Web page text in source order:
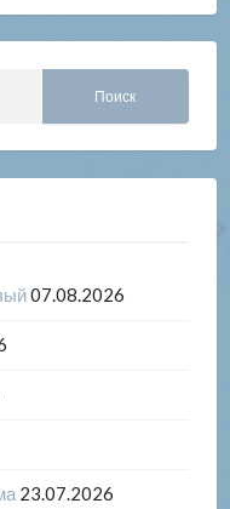
07.08.2026
23.07.2026